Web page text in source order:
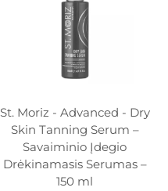
St. Moriz - Advanced - Dry
Skin Tanning Serum –
Savaiminio Įdegio
Drėkinamasis Serumas –
150 ml